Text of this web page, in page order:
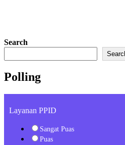
Search
Polling
Layanan PPID
Sangat Puas
Puas